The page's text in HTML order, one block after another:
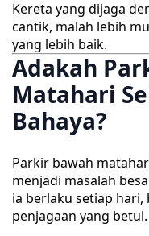
Kereta yang dijaga
cantik, malah lebih
yang lebih baik.
Adakah
Matahari
Bahaya?
Parkir bawah
menjadi masalah
ia berlaku setiap
penjagaan yang betul.